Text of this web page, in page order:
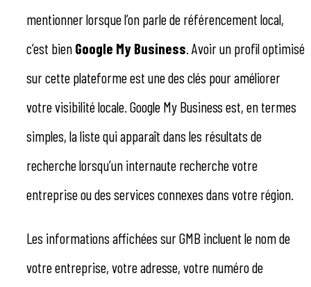
mentionner lorsque l’on parle de référencement local,
c’est bien Google My Business. Avoir un profil optimisé
sur cette plateforme est une des clés pour améliorer
votre visibilité locale. Google My Business est, en termes
simples, la liste qui apparaît dans les résultats de
recherche lorsqu’un internaute recherche votre
entreprise ou des services connexes dans votre région.
Les informations affichées sur GMB incluent le nom de
votre entreprise, votre adresse, votre numéro de